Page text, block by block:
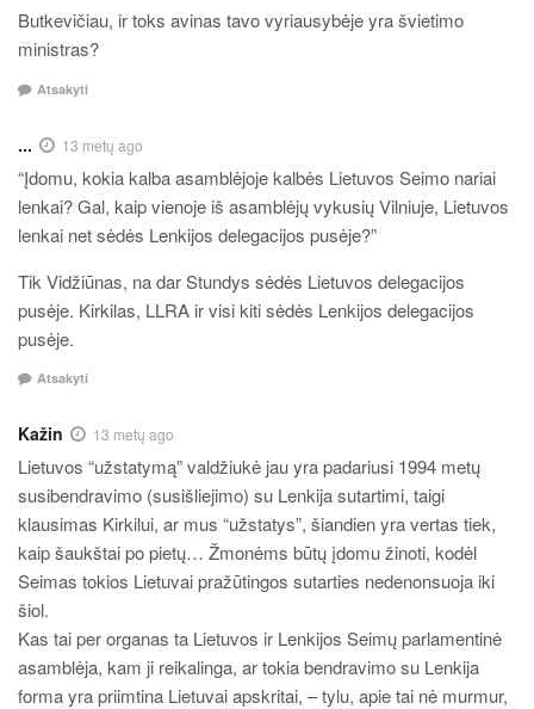
Butkevičiau, ir toks avinas tavo vyriausybėje yra švietimo
ministras?
Atsakyti
... 13 metų ago
“Įdomu, kokia kalba asamblėjoje kalbės Lietuvos Seimo nariai
lenkai? Gal, kaip vienoje iš asamblėjų vykusių Vilniuje, Lietuvos
lenkai net sėdės Lenkijos delegacijos pusėje?”
Tik Vidžiūnas, na dar Stundys sėdės Lietuvos delegacijos
pusėje. Kirkilas, LLRA ir visi kiti sėdės Lenkijos delegacijos
pusėje.
Atsakyti
Kažin 13 metų ago
Lietuvos “užstatymą” valdžiukė jau yra padariusi 1994 metų
susibendravimo (susišliejimo) su Lenkija sutartimi, taigi
klausimas Kirkilui, ar mus “užstatys”, šiandien yra vertas tiek,
kaip šaukštai po pietų… Žmonėms būtų įdomu žinoti, kodėl
Seimas tokios Lietuvai pražūtingos sutarties nedenonsuoja iki
šiol.
Kas tai per organas ta Lietuvos ir Lenkijos Seimų parlamentinė
asamblėja, kam ji reikalinga, ar tokia bendravimo su Lenkija
forma yra priimtina Lietuvai apskritai, – tylu, apie tai nė murmur,